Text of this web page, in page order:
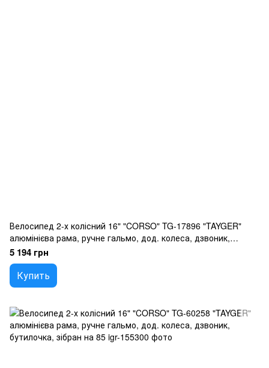
Велосипед 2-х колісний 16" "CORSO" TG-17896 "TAYGER"
алюмінієва рама, ручне гальмо, дод. колеса, дзвоник,
бутилочка, зібран на 85
5 194 грн
Купить